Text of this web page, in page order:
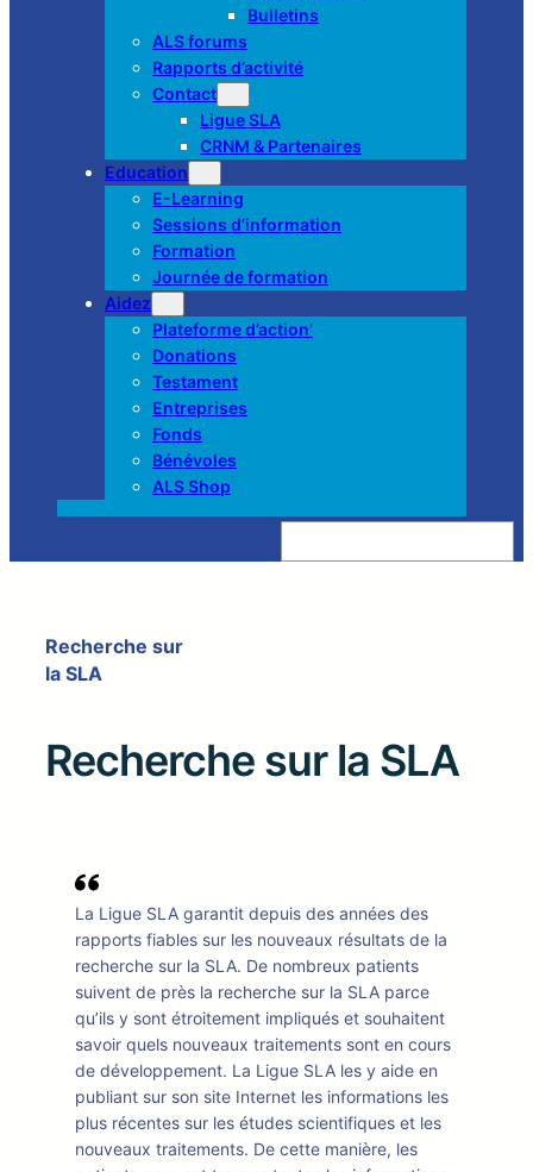
Bulletins
ALS forums
Rapports d’activité
Contact
Ligue SLA
CRNM & Partenaires
Education
E-Learning
Sessions d’information
Formation
Journée de formation
Aidez
Plateforme d’action’
Donations
Testament
Entreprises
Fonds
Bénévoles
ALS Shop
Z
e
Recherche sur
la SLA
Recherche sur la SLA
La Ligue SLA garantit depuis des années des
rapports fiables sur les nouveaux résultats de la
recherche sur la SLA. De nombreux patients
suivent de près la recherche sur la SLA parce
qu’ils y sont étroitement impliqués et souhaitent
savoir quels nouveaux traitements sont en cours
de développement. La Ligue SLA les y aide en
publiant sur son site Internet les informations les
plus récentes sur les études scientifiques et les
nouveaux traitements. De cette manière, les